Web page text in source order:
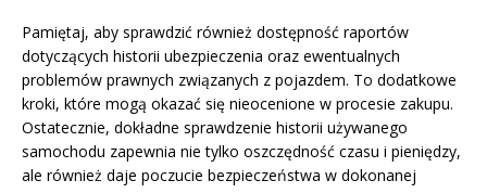
Pamiętaj, aby sprawdzić również dostępność raportów
dotyczących historii ubezpieczenia oraz ewentualnych
problemów prawnych związanych z pojazdem. To dodatkowe
kroki, które mogą okazać się nieocenione w procesie zakupu.
Ostatecznie, dokładne sprawdzenie historii używanego
samochodu zapewnia nie tylko oszczędność czasu i pieniędzy,
ale również daje poczucie bezpieczeństwa w dokonanej